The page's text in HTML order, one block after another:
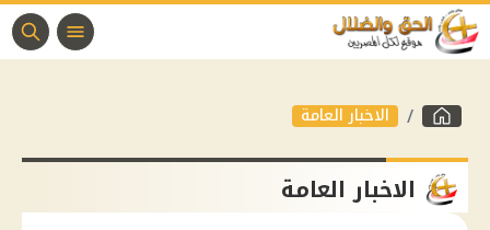
الاخبار العامة
الاخبار العامة